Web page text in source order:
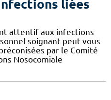
liées
attentif aux infections
soignant peut vous
par le Comité
Nosocomiale